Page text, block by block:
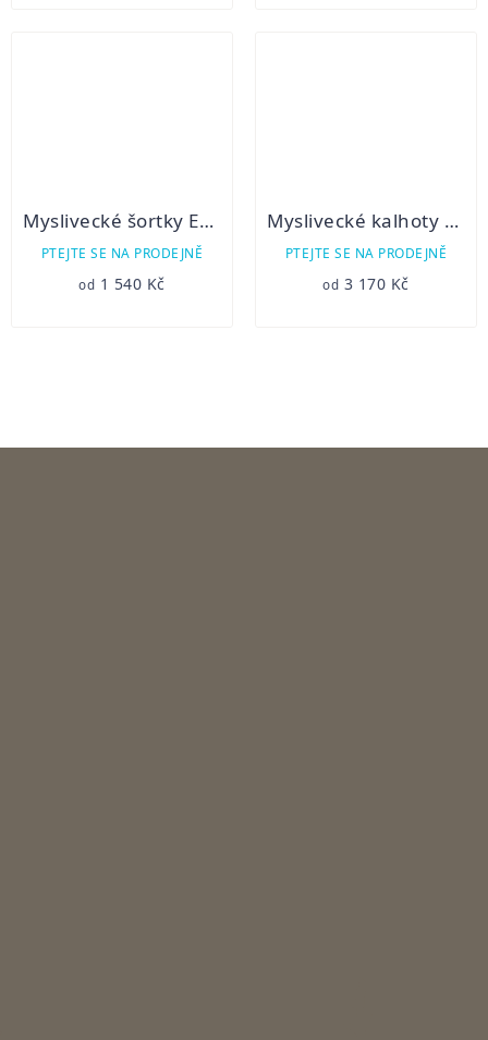
Myslivecké šortky ERIK
PTEJTE SE NA PRODEJNĚ
od 1 540 Kč
Myslivecké kalhoty QUEBEC s cordúrou
PTEJTE SE NA PRODEJNĚ
od 3 170 Kč